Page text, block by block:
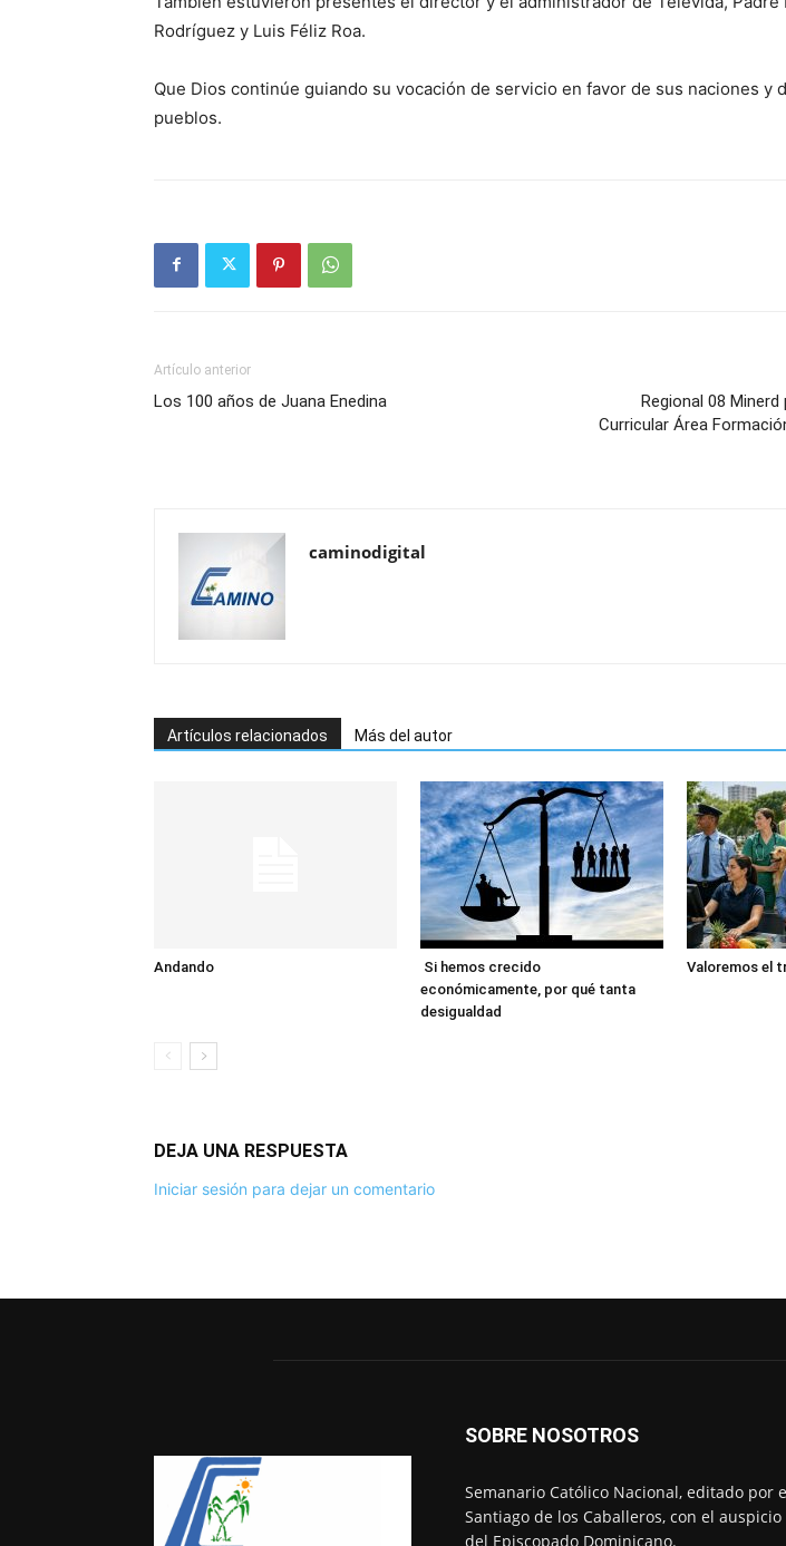
Rodríguez y Luis Féliz Roa.
Que Dios continúe guiando su vocación de servicio en favor de sus naciones y
pueblos.
Artículo anterior
Los 100 años de Juana Enedina
Regional 08
Curricular Área
caminodigital
Artículos relacionados Más del autor
Andando
Si hemos crecido
económicamente, por qué tanta
desigualdad
Valoremos el
DEJA UNA RESPUESTA
Iniciar sesión para dejar un comentario
SOBRE NOSOTROS
Semanario Católico Nacional, editado por
Santiago de los Caballeros, con el
del Episcopado Dominicano.